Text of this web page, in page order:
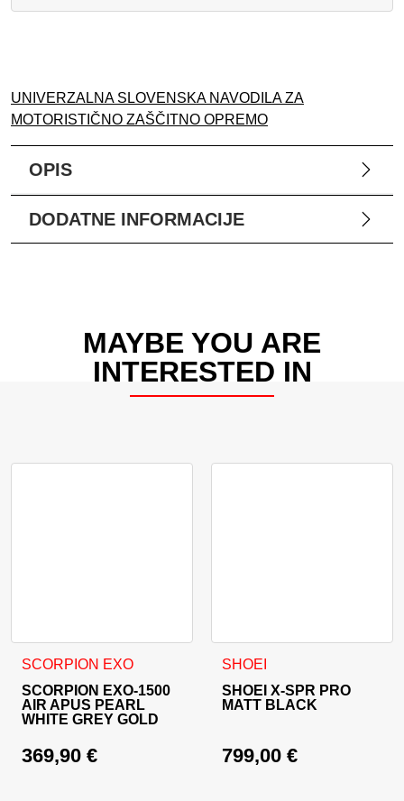
UNIVERZALNA SLOVENSKA NAVODILA ZA
MOTORISTIČNO ZAŠČITNO OPREMO
OPIS
DODATNE INFORMACIJE
MAYBE YOU ARE
INTERESTED IN
SCORPION EXO
SCORPION EXO-1500
AIR APUS PEARL
WHITE GREY GOLD
369,90 €
Ta izdelek ima več različic. Možnosti lahko izberete na
SHOEI
SHOEI X-SPR PRO
MATT BLACK
799,00 €
Ta izdelek ima več različic.